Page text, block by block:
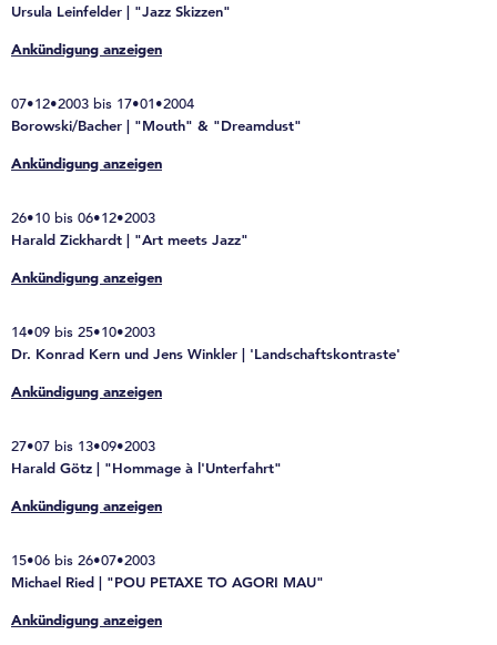
Ursula Leinfelder | "Jazz Skizzen"
Ankündigung anzeigen
07•12•2003 bis 17•01•2004
Borowski/Bacher | "Mouth" & "Dreamdust"
Ankündigung anzeigen
26•10 bis 06•12•2003
Harald Zickhardt | "Art meets Jazz"
Ankündigung anzeigen
14•09 bis 25•10•2003
Dr. Konrad Kern und Jens Winkler | 'Landschaftskontraste'
Ankündigung anzeigen
27•07 bis 13•09•2003
Harald Götz | "Hommage à l'Unterfahrt"
Ankündigung anzeigen
15•06 bis 26•07•2003
Michael Ried | "POU PETAXE TO AGORI MAU"
Ankündigung anzeigen